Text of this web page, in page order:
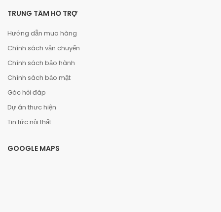
TRUNG TÂM HỖ TRỢ
Hướng dẫn mua hàng
Chính sách vận chuyển
Chính sách bảo hành
Chính sách bảo mật
Góc hỏi đáp
Dự án thưc hiện
Tin tức nội thất
GOOGLE MAPS